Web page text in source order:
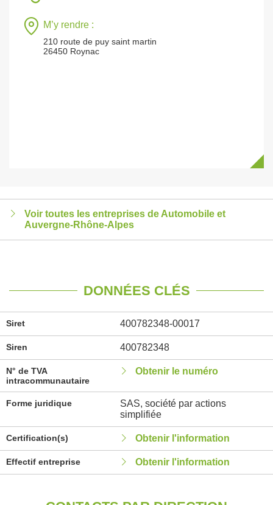
M’y rendre :
210 route de puy saint martin
26450 Roynac
Voir toutes les entreprises de Automobile et
Auvergne-Rhône-Alpes
DONNÉES CLÉS
Siret 400782348-00017
Siren 400782348
N° de TVA
intracommunautaire
Obtenir le numéro
Forme juridique
SAS, société par actions
simplifiée
Certification(s) Obtenir l'information
Effectif entreprise Obtenir l'information